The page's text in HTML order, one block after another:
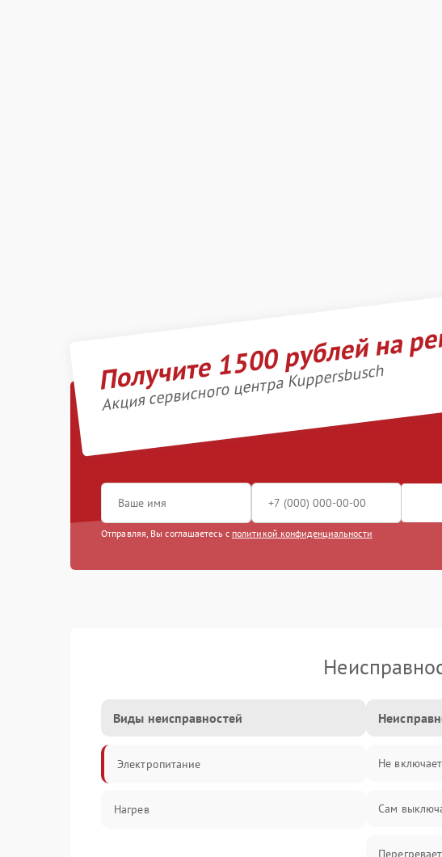
Получите 1500 рублей на
Акция сервисного центра Kuppersbusch
Отправляя, Вы соглашаетесь с политикой конфиденциальности
Виды неисправностей
Электропитание
Нагрев
Не
Сам